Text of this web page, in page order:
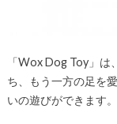
「Wox Dog Toy」
ち、もう一方の足を
いの遊びができます。